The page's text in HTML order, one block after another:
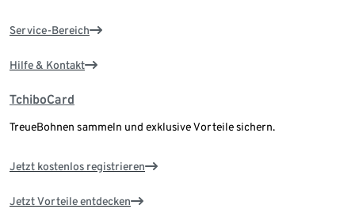
Service-Bereich
Hilfe & Kontakt
TchiboCard
TreueBohnen sammeln und exklusive Vorteile sichern.
Jetzt kostenlos registrieren
Jetzt Vorteile entdecken